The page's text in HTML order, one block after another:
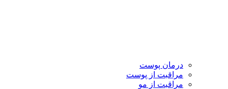
درمان پوست
مراقبت از پوست
مراقبت از مو